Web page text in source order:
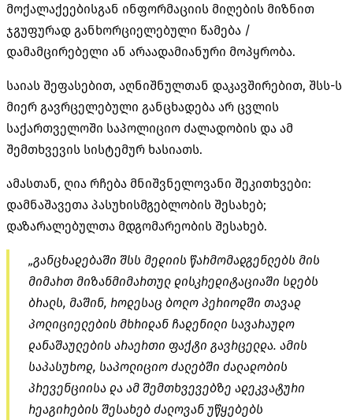
მოქალაქეებისგან ინფორმაციის მიღების მიზნით
ჯგუფურად განხორციელებული წამება /
დამამცირებელი ან არაადამიანური მოპყრობა.
საიას შეფასებით, აღნიშნულთან დაკავშირებით, შსს-ს
მიერ გავრცელებული განცხადება არ ცვლის
საქართველოში საპოლიციო ძალადობის და ამ
შემთხვევის სისტემურ ხასიათს.
ამასთან, ღია რჩება მნიშვნელოვანი შეკითხვები:
დამნაშავეთა პასუხისმგებლობის შესახებ;
დაზარალებულთა მდგომარეობის შესახებ.
„განცხადებაში შსს მედიის წარმომადგენლებს მის
მიმართ მიზანმიმართულ დისკრედიტაციაში სდებს
ბრალს, მაშინ, როდესაც ბოლო პერიოდში თავად
პოლიციელების მხრიდან ჩადენილი სავარაუდო
დანაშაულების არაერთი ფაქტი გავრცელდა. ამის
საპასუხოდ, საპოლიციო ძალებში ძალადობის
პრევენციისა და ამ შემთხვევებზე ადეკვატური
რეაგირების შესახებ ძალოვან უწყებებს